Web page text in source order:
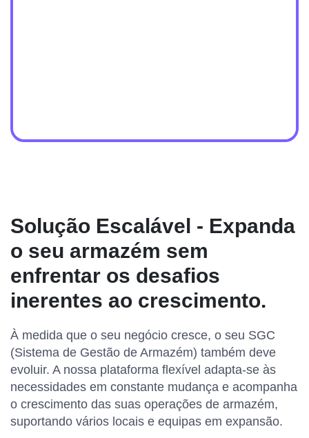
Solução Escalável - Expanda
o seu armazém sem
enfrentar os desafios
inerentes ao crescimento.
À medida que o seu negócio cresce, o seu SGC
(Sistema de Gestão de Armazém) também deve
evoluir. A nossa plataforma flexível adapta-se às
necessidades em constante mudança e acompanha
o crescimento das suas operações de armazém,
suportando vários locais e equipas em expansão.